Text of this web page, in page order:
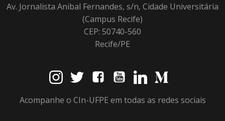
Av. Jornalista Anibal Fernandes, s/n, Cidade Universitária
(Campus Recife)
CEP: 50740-560
Recife/PE
Acompanhe o CIn-UFPE em todas as redes sociais